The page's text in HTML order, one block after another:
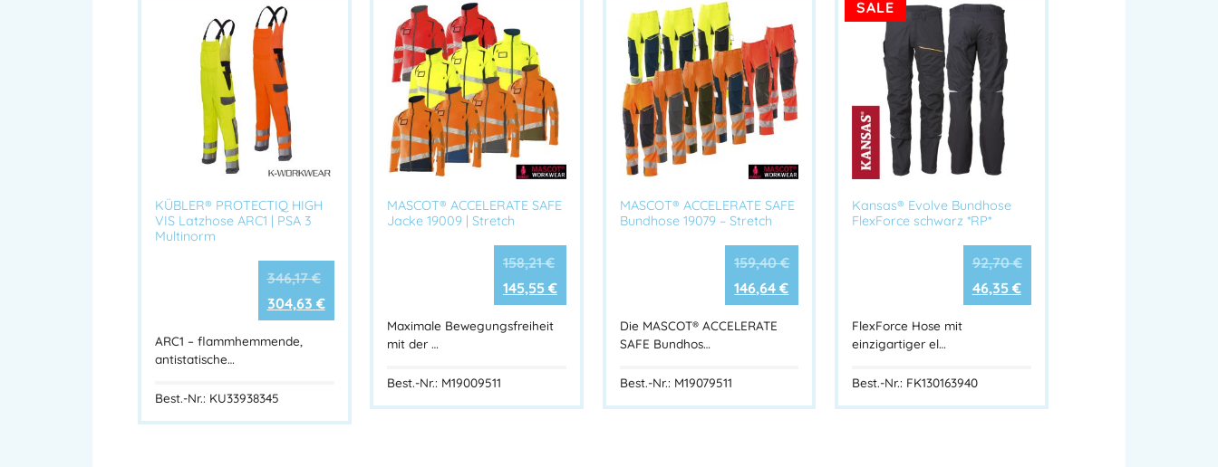
Herstellerinformationen
Hersteller:
PAUL H. KÜBLER
Bekleidungswerk GmbH. & Co.
Herstelleranschrift:
Adresse:
73655 Plüderhausen – DEUTSCHLAND
Mehr Information E-Mail: info@bannenberg.at
KÜBLER® PROTECTIQ HIGH
VIS Latzhose ARC1 | PSA 3
Multinorm
346,17€
304,63 €
ARC1 – flammhemmende,
antistatische…
Best.-Nr.: KU33938345
MASCOT® ACCELERATE SAFE
Jacke 19009 | Stretch
158,21€
145,55 €
Maximale Bewegungsfreiheit
mit der …
Best.-Nr.: M19009511
MASCOT® ACCELERATE SAFE
Bundhose 19079 – Stretch
159,40€
146,64€
Die MASCOT® ACCELERATE
SAFE Bundhos…
Best.-Nr.: M19079511
SALE
Kansas® Evolve Bundhose
FlexForce schwarz *RP*
92,70€
46,35 €
FlexForce Hose mit
einzigartiger el…
Best.-Nr.: FK130163940